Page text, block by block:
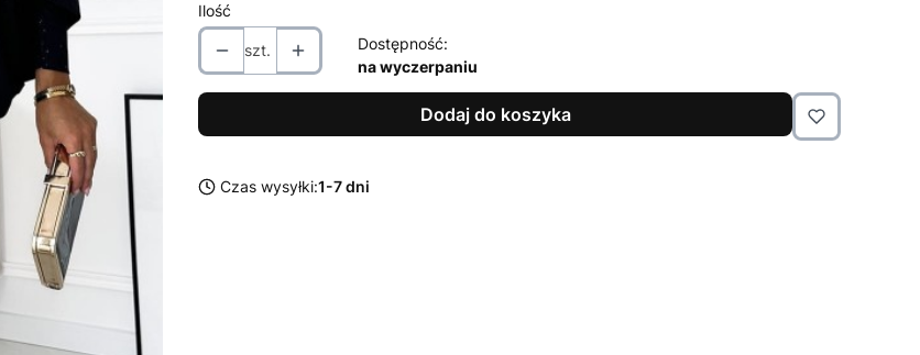
Ilość
szt.
Dostępność:
na wyczerpaniu
Dodaj do koszyka
Czas wysyłki:1-7 dni